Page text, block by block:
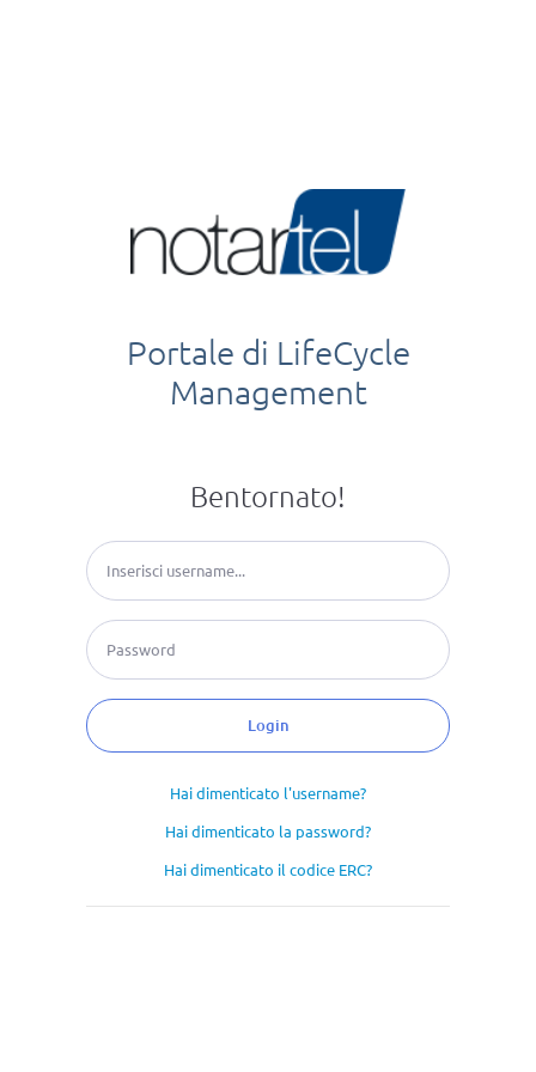
Portale di LifeCycle
Management
Bentornato!
Hai dimenticato l'username?
Hai dimenticato la password?
Hai dimenticato il codice ERC?